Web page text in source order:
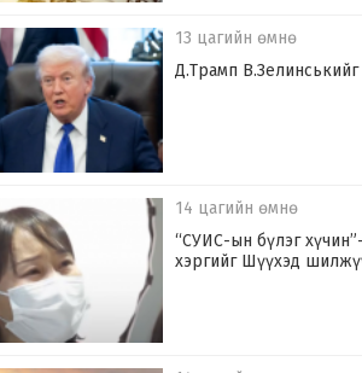
13 цагийн өмнө
Д.Трамп
14 цагийн өмнө
“СУИС-ын бүлэг
хэргийг Шүүхэд